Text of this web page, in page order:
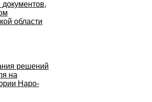
области
решений
на
Наро-